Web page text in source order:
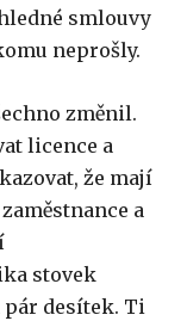
smlouvy
neprošly.
změnil.
licence a
že mají
a
stovek
desítek. Ti